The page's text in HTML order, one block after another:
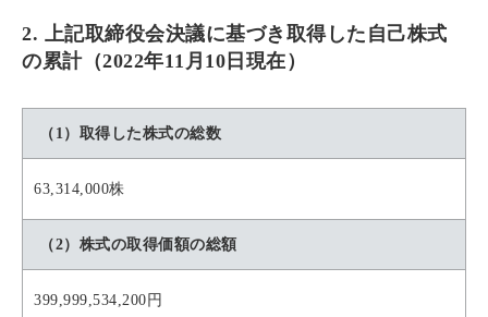
2. 上記取締役会決議に基づき取得した自己株式
の累計（2022年11月10日現在）
（1）取得した株式の総数
63,314,000株
（2）株式の取得価額の総額
399,999,534,200円